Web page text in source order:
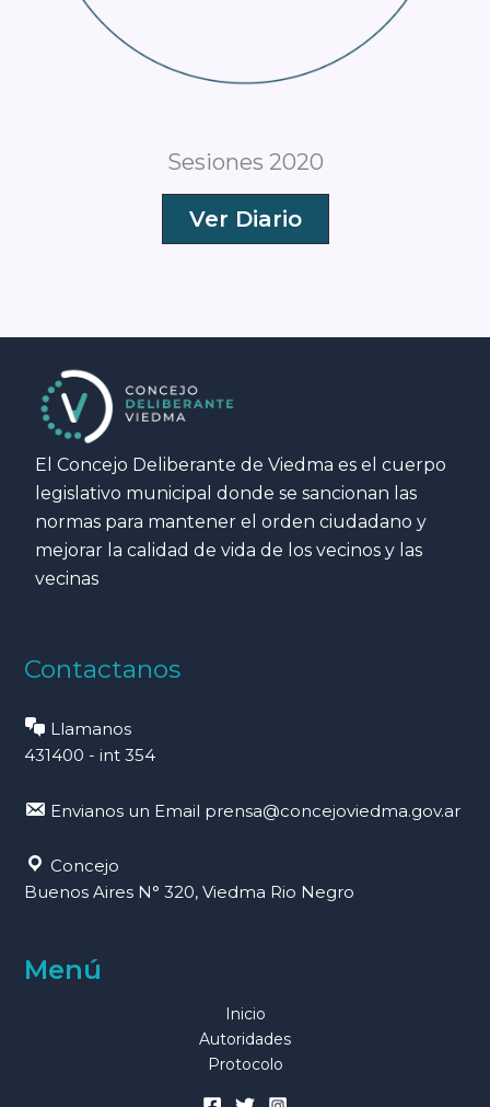
Sesiones 2020
Ver Diario
El Concejo Deliberante de Viedma es el cuerpo
legislativo municipal donde se sancionan las
normas para mantener el orden ciudadano y
mejorar la calidad de vida de los vecinos y las
vecinas
Contactanos
Llamanos
431400 - int 354
Envianos un Email prensa@concejoviedma.gov.ar
Concejo
Buenos Aires N° 320, Viedma Rio Negro
Menú
Inicio
Autoridades
Protocolo